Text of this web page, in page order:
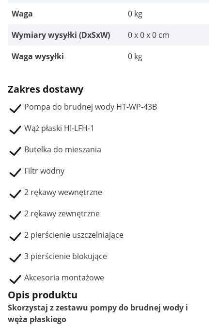
Waga
0 kg
Wymiary wysyłki (DxSxW)
0 x 0 x 0 cm
Waga wysyłki
0 kg
Zakres dostawy
Pompa do brudnej wody HT-WP-43B
Wąż płaski HI-LFH-1
Butelka do mieszania
Filtr wodny
2 rękawy wewnętrzne
2 rękawy zewnętrzne
2 pierścienie uszczelniające
3 pierścienie blokujące
Akcesoria montażowe
Opis produktu
Skorzystaj z zestawu pompy do brudnej wody i
węża płaskiego